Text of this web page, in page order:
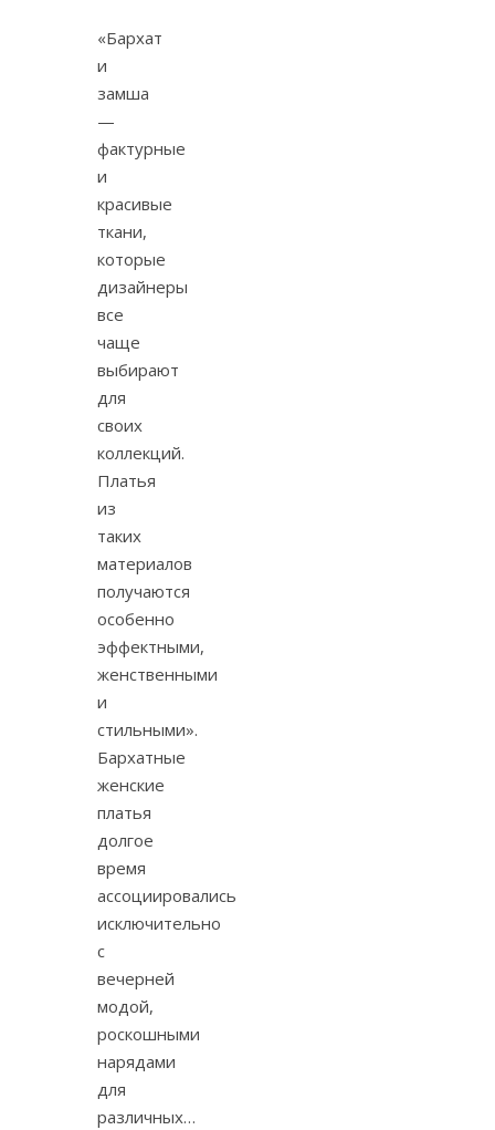
«Бархат
и
замша
—
фактурные
и
красивые
ткани,
которые
дизайнеры
все
чаще
выбирают
для
своих
коллекций.
Платья
из
таких
материалов
получаются
особенно
эффектными,
женственными
и
стильными».
Бархатные
женские
платья
долгое
время
ассоциировались
исключительно
с
вечерней
модой,
роскошными
нарядами
для
различных…